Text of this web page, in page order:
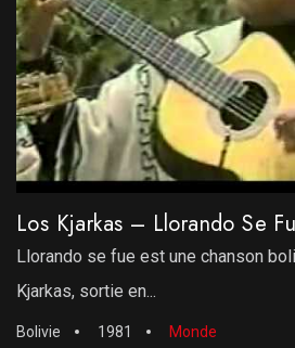
Los Kjarkas – Llorando Se
Llorando se fue est une chanson
Kjarkas, sortie en...
Bolivie 1981 Monde